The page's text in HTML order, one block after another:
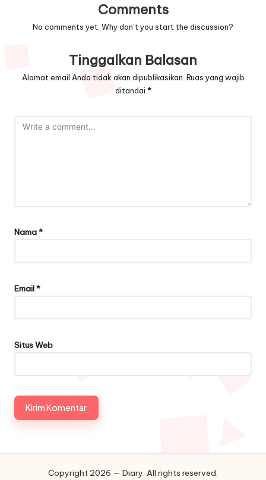
Comments
No comments yet. Why don’t you start the discussion?
Tinggalkan Balasan
Alamat email Anda tidak akan dipublikasikan. Ruas yang wajib
ditandai *
Nama*
Email*
Situs Web
Copyright 2026 — Diary. All rights reserved.